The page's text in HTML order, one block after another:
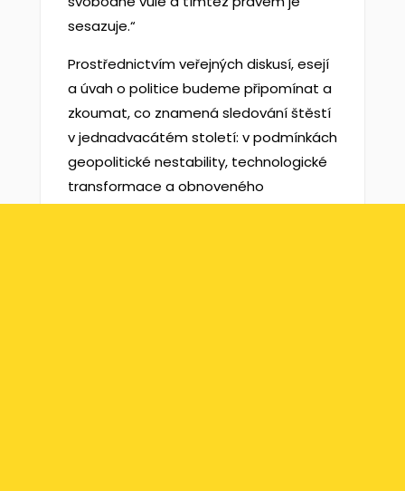
sesazuje.“
Prostřednictvím veřejných diskusí, esejí
a úvah o politice budeme připomínat a
zkoumat, co znamená sledování štěstí
v jednadvacátém století: v podmínkách
geopolitické nestability, technologické
transformace a obnoveného
skepticismu vůči liberální demokracii.